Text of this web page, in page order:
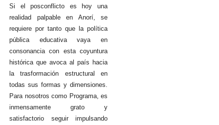
Si el posconflicto es hoy una
realidad palpable en Anorí, se
requiere por tanto que la política
pública educativa vaya en
consonancia con esta coyuntura
histórica que avoca al país hacia
la trasformación estructural en
todas sus formas y dimensiones.
Para nosotros como Programa, es
inmensamente grato y
satisfactorio seguir impulsando